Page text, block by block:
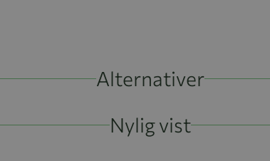
Alternativer
Nylig vist